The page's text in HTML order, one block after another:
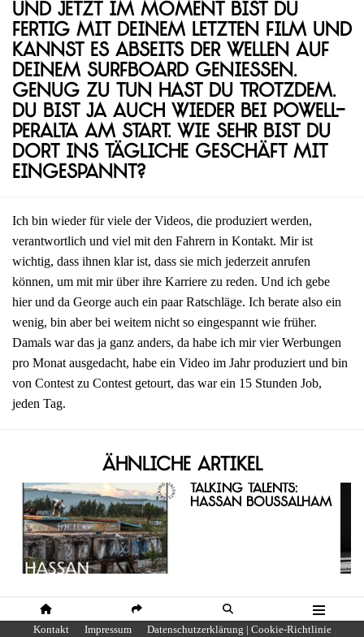
HOME SHARE SUCHE MENÜ
Und jetzt im Moment bist du
fertig mit deinem letzten Film und
kannst es abseits der Wellen auf
deinem Surfboard genießen.
Genug zu tun hast du trotzdem.
Du bist ja auch wieder bei Powell-
Peralta am Start. Wie sehr bist du
dort ins tägliche Geschäft mit
eingespannt?
Ich bin wieder für viele der Videos, die produziert werden,
verantwortlich und viel mit den Fahrern in Kontakt. Mir ist
wichtig, dass ihnen klar ist, dass sie mich jederzeit anrufen
können, um mit mir über ihre Karriere zu reden. Und ich gebe
hier und da George auch ein paar Ratschläge. Ich berate also ein
wenig, bin aber bei weitem nicht so eingespannt wie früher.
Damals war das ja ganz anders, da habe ich mir vier Werbungen
pro Monat ausgedacht, habe ein Video im Jahr produziert und bin
von Contest zu Contest getourt, das war ein 15 Stunden Job,
jeden Tag.
Ähnliche Artikel
Talking Talents:
Hassan Boussalham
Kontakt Impressum Datenschutzerklärung | Cookie-Richtlinie